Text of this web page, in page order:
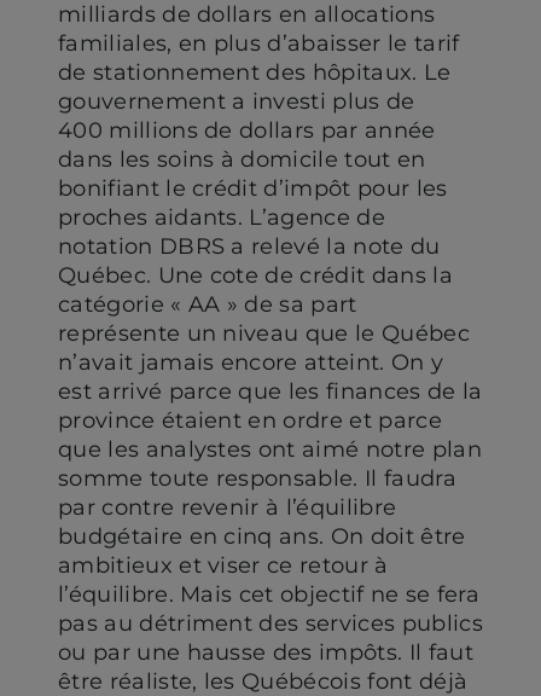
milliards de dollars en allocations
familiales, en plus d’abaisser le tarif
de stationnement des hôpitaux. Le
gouvernement a investi plus de
400 millions de dollars par année
dans les soins à domicile tout en
bonifiant le crédit d’impôt pour les
proches aidants. L’agence de
notation DBRS a relevé la note du
Québec. Une cote de crédit dans la
catégorie « AA » de sa part
représente un niveau que le Québec
n’avait jamais encore atteint. On y
est arrivé parce que les finances de la
province étaient en ordre et parce
que les analystes ont aimé notre plan
somme toute responsable. Il faudra
par contre revenir à l’équilibre
budgétaire en cinq ans. On doit être
ambitieux et viser ce retour à
l’équilibre. Mais cet objectif ne se fera
pas au détriment des services publics
ou par une hausse des impôts. Il faut
être réaliste, les Québécois font déjà